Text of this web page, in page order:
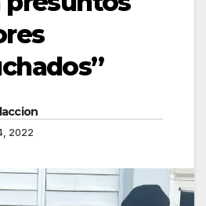
2022